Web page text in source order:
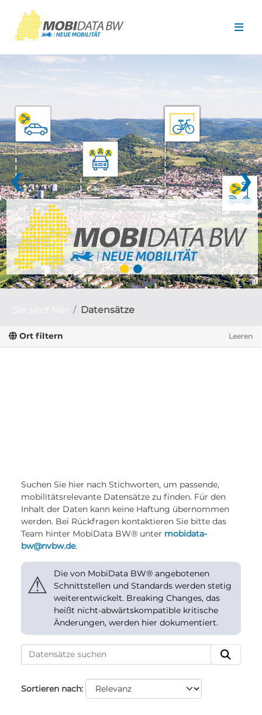
❮ ❯
Datensätze
Ort filtern Leeren
Suchen Sie hier nach Stichworten, um passende,
mobilitätsrelevante Datensätze zu finden. Für den
Inhalt der Daten kann keine Haftung übernommen
werden. Bei Rückfragen kontaktieren Sie bitte das
Team hinter MobiData BW® unter mobidata-
bw@nvbw.de.
⚠
Die von MobiData BW® angebotenen
Schnittstellen und Standards werden stetig
weiterentwickelt. Breaking Changes, das
heißt nicht-abwärtskompatible kritische
Änderungen, werden hier dokumentiert.
Sortieren nach